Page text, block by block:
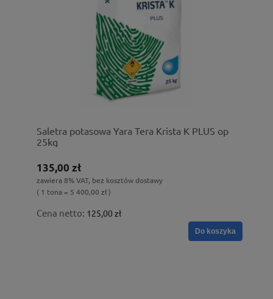
Saletra potasowa Yara Tera Krista K PLUS op
25kg
135,00 zł
zawiera 8% VAT, bez kosztów dostawy
( 1 tona = 5 400,00 zł )
Cena netto: 125,00 zł
Do koszyka